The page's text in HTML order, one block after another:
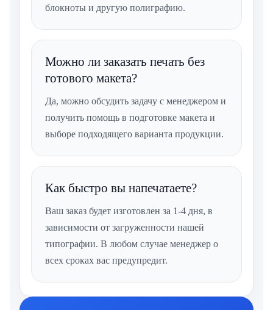
блокноты и другую полиграфию.
Можно ли заказать печать без
готового макета?
Да, можно обсудить задачу с менеджером и
получить помощь в подготовке макета и
выборе подходящего варианта продукции.
Как быстро вы напечатаете?
Ваш заказ будет изготовлен за 1-4 дня, в
зависимости от загруженности нашей
типографии. В любом случае менеджер о
всех сроках вас предупредит.